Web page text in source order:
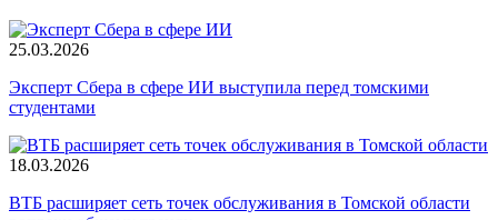
25.03.2026
Эксперт Сбера в сфере ИИ выступила перед томскими
студентами
18.03.2026
ВТБ расширяет сеть точек обслуживания в Томской области